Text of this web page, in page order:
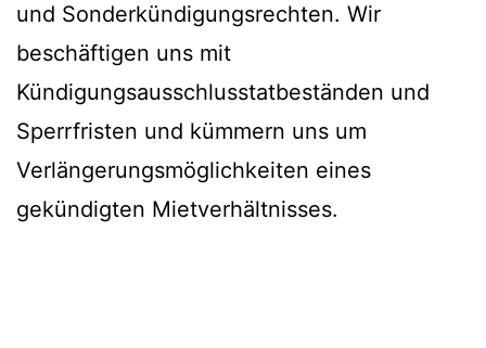
und Sonderkündigungsrechten. Wir
beschäftigen uns mit
Kündigungsausschlusstatbeständen und
Sperrfristen und kümmern uns um
Verlängerungsmöglichkeiten eines
gekündigten Mietverhältnisses.